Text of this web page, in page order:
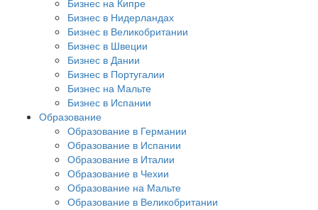
Бизнес на Кипре
Бизнес в Нидерландах
Бизнес в Великобритании
Бизнес в Швеции
Бизнес в Дании
Бизнес в Португалии
Бизнес на Мальте
Бизнес в Испании
Образование
Образование в Германии
Образование в Испании
Образование в Италии
Образование в Чехии
Образование на Мальте
Образование в Великобритании